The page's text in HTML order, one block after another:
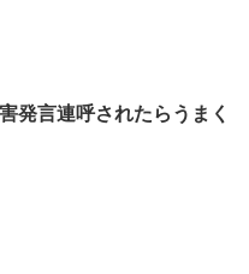
発言連呼されたらうまく